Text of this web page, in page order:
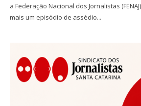
a Federação Nacional dos Jornalistas
mais um episódio de assédio...